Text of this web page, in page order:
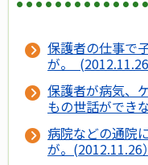
保護者の仕事で
が。 (2012.11.26
保護者が病気、
もの世話ができ
病院などの通院
が。(2012.11.26）